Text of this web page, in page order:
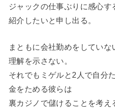
ジャックの仕事ぶりに感心
紹介したいと申し出る。
まともに会社勤めをしてい
理解を示さない。
それでもミゲルと2人で自分
金をためる彼らは
裏カジノで儲けることを考え